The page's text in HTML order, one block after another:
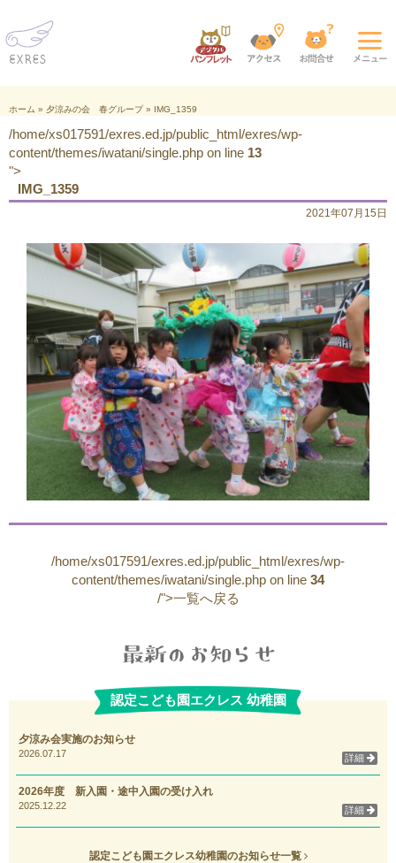
ホーム » 夕涼みの会 春グループ» IMG_1359
/home/xs017591/exres.ed.jp/public_html/exres/wp-
content/themes/iwatani/single.php on line 13
">
IMG_1359
2021年07月15日
/home/xs017591/exres.ed.jp/public_html/exres/wp-
content/themes/iwatani/single.php on line 34
/">一覧へ戻る
認定こども園エクレス 幼稚園
夕涼み会実施のお知らせ
2026.07.17 詳細
2026年度 新入園・途中入園の受け入れ
2025.12.22 詳細
認定こども園エクレス幼稚園のお知らせ一覧